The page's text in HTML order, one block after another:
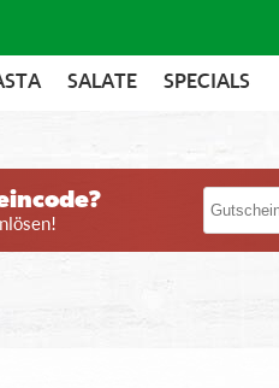
SALATE SPECIALS